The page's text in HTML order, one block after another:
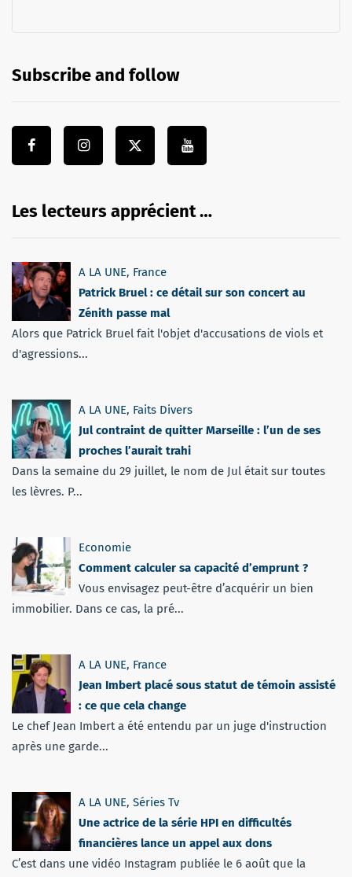
Subscribe and follow
Les lecteurs apprécient …
A LA UNE, France
Patrick Bruel : ce détail sur son concert au
Zénith passe mal
Alors que Patrick Bruel fait l'objet d'accusations de viols et
d'agressions...
A LA UNE, Faits Divers
Jul contraint de quitter Marseille : l’un de ses
proches l’aurait trahi
Dans la semaine du 29 juillet, le nom de Jul était sur toutes
les lèvres. P...
Economie
Comment calculer sa capacité d’emprunt ?
Vous envisagez peut-être d’acquérir un bien
immobilier. Dans ce cas, la pré...
A LA UNE, France
Jean Imbert placé sous statut de témoin assisté
: ce que cela change
Le chef Jean Imbert a été entendu par un juge d'instruction
après une garde...
A LA UNE, Séries Tv
Une actrice de la série HPI en difficultés
financières lance un appel aux dons
C’est dans une vidéo Instagram publiée le 6 août que la